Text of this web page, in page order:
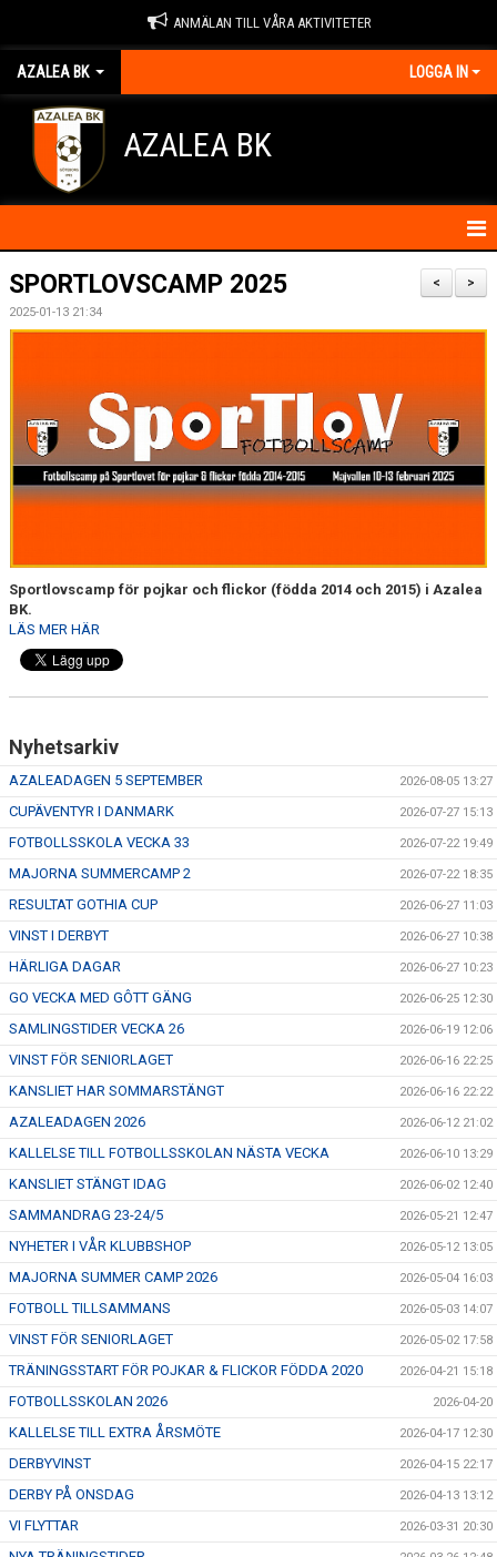
ANMÄLAN TILL VÅRA AKTIVITETER
AZALEA BK LOGGA IN
AZALEA BK
HEM
KONTAKTA OSS
BLI MEDLEM
IDROTTSSKADOR
KLUBBHUS
KLUBBSHOP
MATCHER
SPONSRING
DOKUMENT
>
<
SPORTLOVSCAMP 2025
2025-01-13 21:34
Sportlovscamp för pojkar och flickor (födda 2014 och 2015) i Azalea
BK.
LÄS MER HÄR
Nyhetsarkiv
AZALEADAGEN 5 SEPTEMBER 2026-08-05 13:27
CUPÄVENTYR I DANMARK 2026-07-27 15:13
FOTBOLLSSKOLA VECKA 33 2026-07-22 19:49
MAJORNA SUMMERCAMP 2 2026-07-22 18:35
RESULTAT GOTHIA CUP 2026-06-27 11:03
VINST I DERBYT 2026-06-27 10:38
HÄRLIGA DAGAR 2026-06-27 10:23
GO VECKA MED GÔTT GÄNG 2026-06-25 12:30
SAMLINGSTIDER VECKA 26 2026-06-19 12:06
VINST FÖR SENIORLAGET 2026-06-16 22:25
KANSLIET HAR SOMMARSTÄNGT 2026-06-16 22:22
AZALEADAGEN 2026 2026-06-12 21:02
KALLELSE TILL FOTBOLLSSKOLAN NÄSTA VECKA 2026-06-10 13:29
KANSLIET STÄNGT IDAG 2026-06-02 12:40
SAMMANDRAG 23-24/5 2026-05-21 12:47
NYHETER I VÅR KLUBBSHOP 2026-05-12 13:05
MAJORNA SUMMER CAMP 2026 2026-05-04 16:03
FOTBOLL TILLSAMMANS 2026-05-03 14:07
VINST FÖR SENIORLAGET 2026-05-02 17:58
TRÄNINGSSTART FÖR POJKAR & FLICKOR FÖDDA 2020 2026-04-21 15:18
FOTBOLLSSKOLAN 2026 2026-04-20
KALLELSE TILL EXTRA ÅRSMÖTE 2026-04-17 12:30
DERBYVINST 2026-04-15 22:17
DERBY PÅ ONSDAG 2026-04-13 13:12
VI FLYTTAR 2026-03-31 20:30